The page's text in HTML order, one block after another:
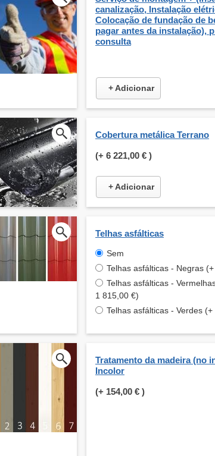
canalização, Instalação
Colocação de fundação de
pagar antes da instalação),
consulta
+ Adicionar
Cobertura metálica Terrano
(+ 6 221,00 € )
+ Adicionar
Telhas asfálticas
Sem
Telhas asfálticas - Negras
Telhas asfálticas -
1 815,00 €)
Telhas asfálticas - Verdes
Tratamento da madeira (no
Incolor
(+ 154,00 € )